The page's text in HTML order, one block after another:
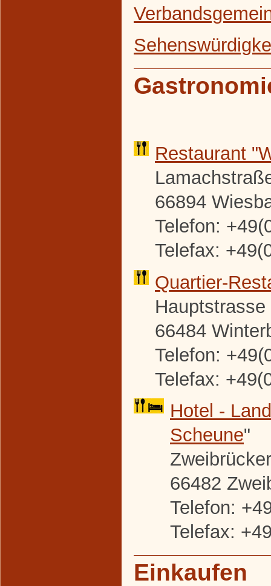
Restaurant
66894
Telefon:
Telefax:
Quartier-
Hauptstrasse
66484
Telefon:
Telefax:
Hotel -
Scheune"
66482
Telefon:
Telefax:
Einkaufen